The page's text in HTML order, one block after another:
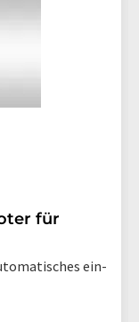
für
ein-